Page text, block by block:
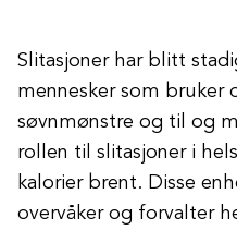
Slitasjoner har blitt
mennesker som bruker
søvnmønstre og til og
rollen til slitasjoner i
kalorier brent. Disse
overvåker og forvalter